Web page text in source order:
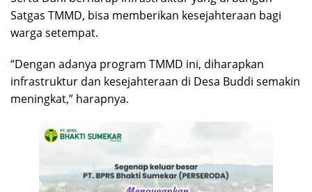
Satgas TMMD, bisa memberikan kesejahteraan bagi
warga setempat.
“Dengan adanya program TMMD ini, diharapkan
infrastruktur dan kesejahteraan di Desa Buddi semakin
meningkat,” harapnya.